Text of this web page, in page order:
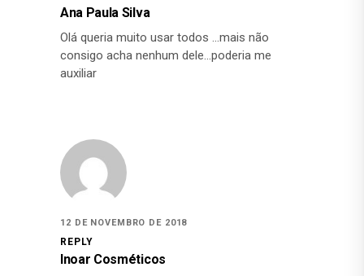
Ana Paula Silva
Olá queria muito usar todos …mais não
consigo acha nenhum dele…poderia me
auxiliar
12 DE NOVEMBRO DE 2018
REPLY
Inoar Cosméticos